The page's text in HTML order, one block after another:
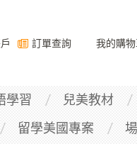
訂單查詢 我的購物
學習 兒美教材
留學美國專案